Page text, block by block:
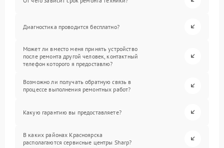
Диагностика проводится бесплатно?
Может ли вместо меня принять устройство
после ремонта другой человек, контактный
телефон которого я предоставлю?
Возможно ли получать обратную связь в
процессе выполнения ремонтных работ?
Какую гарантию вы предоставляете?
В каких районах Красноярска
располагаются сервисные центры Sharp?